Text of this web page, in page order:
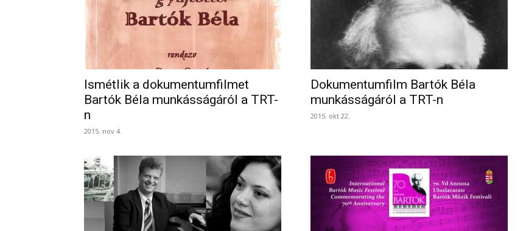
Ismétlik a dokumentumfilmet
Bartók Béla munkásságáról a TRT-
n
2015. nov 4.
Dokumentumfilm Bartók Béla
munkásságáról a TRT-n
2015. okt 22.